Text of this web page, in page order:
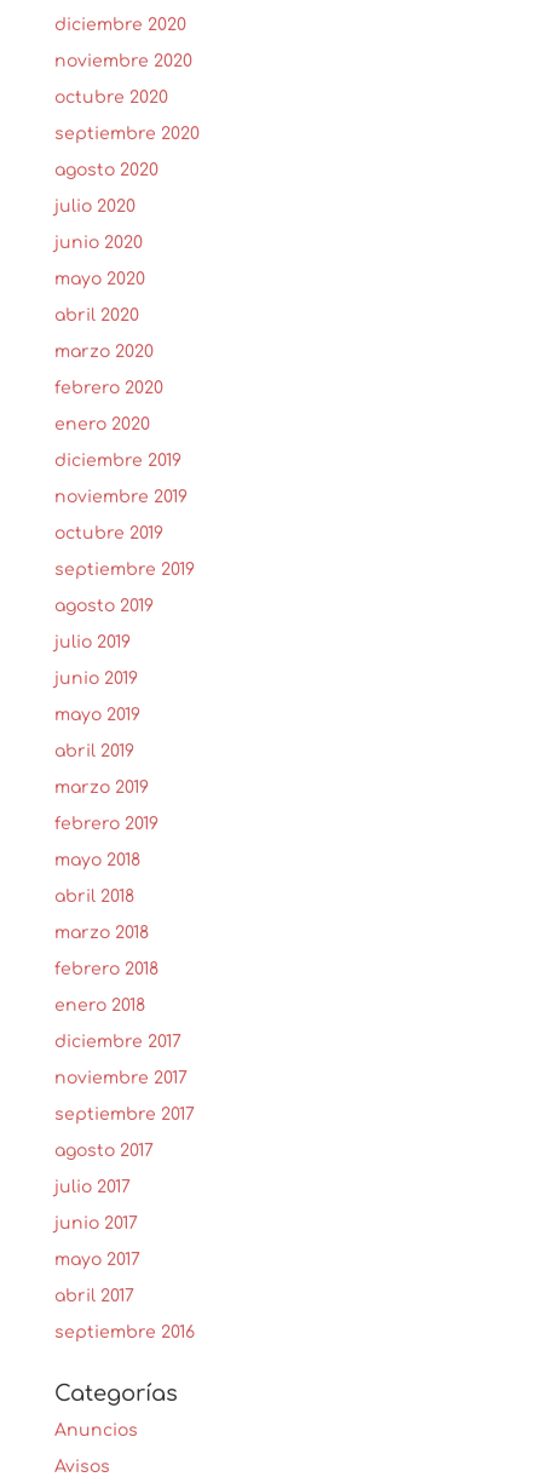
diciembre 2020
noviembre 2020
octubre 2020
septiembre 2020
agosto 2020
julio 2020
junio 2020
mayo 2020
abril 2020
marzo 2020
febrero 2020
enero 2020
diciembre 2019
noviembre 2019
octubre 2019
septiembre 2019
agosto 2019
julio 2019
junio 2019
mayo 2019
abril 2019
marzo 2019
febrero 2019
mayo 2018
abril 2018
marzo 2018
febrero 2018
enero 2018
diciembre 2017
noviembre 2017
septiembre 2017
agosto 2017
julio 2017
junio 2017
mayo 2017
abril 2017
septiembre 2016
Categorías
Anuncios
Avisos